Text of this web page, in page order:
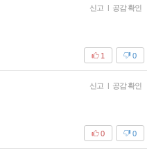
신고 | 공감 확인
0
1
신고 | 공감 확인
0
0